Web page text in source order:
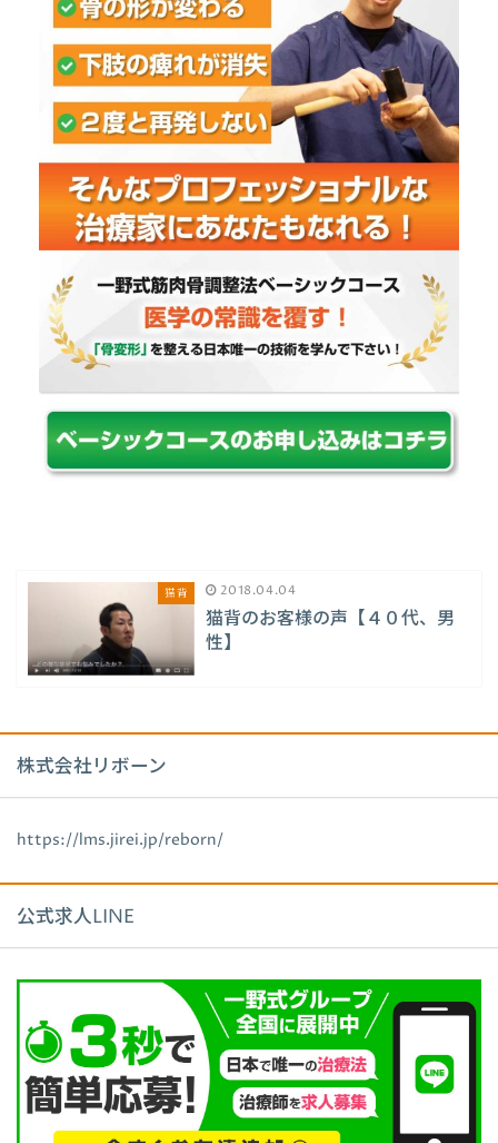
猫背 2018.04.04
猫背のお客様の声【４０代、男
性】
株式会社リボーン
https://lms.jirei.jp/reborn/
公式求人LINE